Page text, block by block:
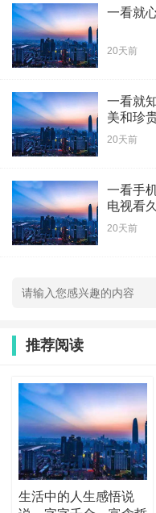
一看就
20天前
一看就
美和珍
20天前
一看手
电视看
20天前
推荐阅读
生活中的人生感悟说